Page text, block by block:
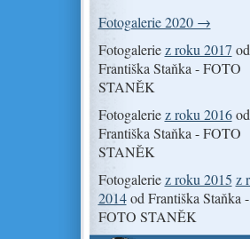
Fotogalerie 2020 →
Fotogaleriez roku 2017 od
Františka Staňka - FOTO
STANĚK
Fotogaleriez roku 2016od
Františka Staňka - FOTO
STANĚK
Fotogaleriez roku 2015 z
2014od Františka Staňka -
FOTO STANĚK